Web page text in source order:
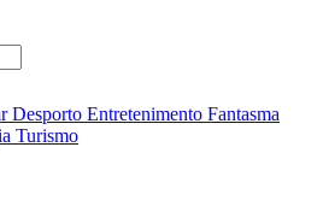
Desporto Entretenimento Fantasma
Turismo